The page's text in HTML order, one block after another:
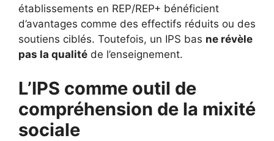
établissements en REP/REP+ bénéficient
d’avantages comme des effectifs réduits ou des
soutiens ciblés. Toutefois, un IPS bas ne révèle
pas la qualité de l’enseignement.
L’IPS comme outil de
compréhension de la mixité
sociale